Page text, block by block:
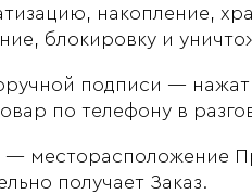
накопление,
блокировку и
подписи —
по телефону в
— месторасположение
получает Заказ.